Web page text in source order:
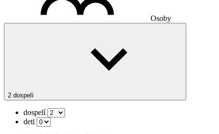
Osoby
2 dospelí
dospelí
deti